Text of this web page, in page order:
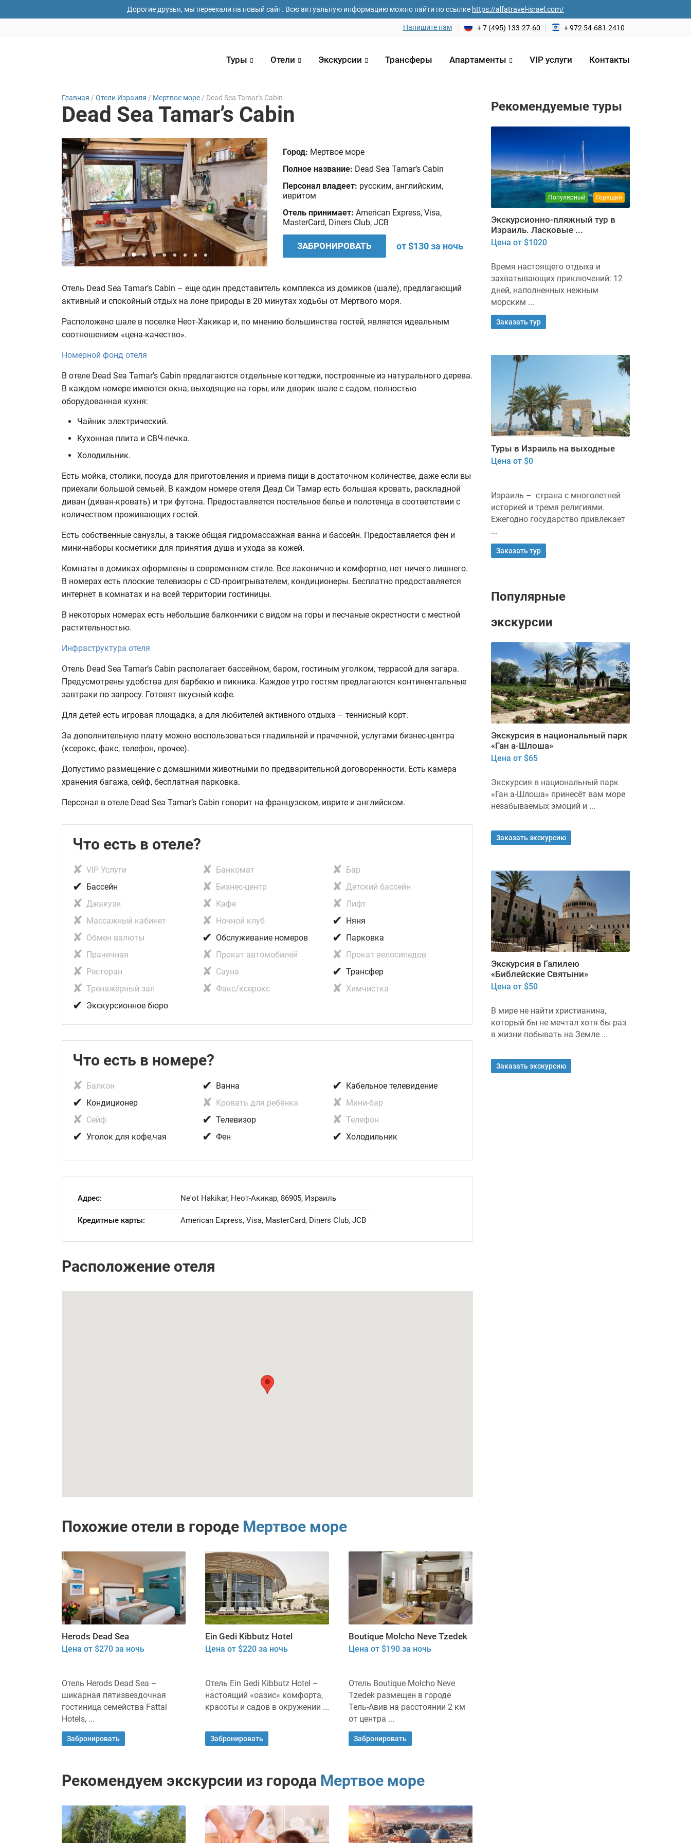
Дорогие друзья, мы переехали на новый сайт. Всю актуальную информацию можно найти по ссылке https://alfatravel-israel.com/
Напишите нам + 7 (495) 133-27-60 + 972 54-681-2410
Туры Отели Экскурсии Трансферы Апартаменты VIP услуги Контакты
Главная / Отели Израиля / Мертвое море / Dead Sea Tamar’s Cabin
Dead Sea Tamar’s Cabin
Город: Мертвое море
Полное название: Dead Sea Tamar’s Cabin
Персонал владеет: русским, английским,
ивритом
Отель принимает: American Express, Visa,
MasterCard, Diners Club, JCB
ЗАБРОНИРОВАТЬ от $130 за ночь
Отель Dead Sea Tamar’s Cabin – еще один представитель комплекса из домиков (шале), предлагающий
активный и спокойный отдых на лоне природы в 20 минутах ходьбы от Мертвого моря.
Расположено шале в поселке Неот-Хакикар и, по мнению большинства гостей, является идеальным
соотношением «цена-качество».
Номерной фонд отеля
В отеле Dead Sea Tamar’s Cabin предлагаются отдельные коттеджи, построенные из натурального дерева.
В каждом номере имеются окна, выходящие на горы, или дворик шале с садом, полностью
оборудованная кухня:
Чайник электрический.
Кухонная плита и СВЧ-печка.
Холодильник.
Есть мойка, столики, посуда для приготовления и приема пищи в достаточном количестве, даже если вы
приехали большой семьей. В каждом номере отеля Деад Си Тамар есть большая кровать, раскладной
диван (диван-кровать) и три футона. Предоставляется постельное белье и полотенца в соответствии с
количеством проживающих гостей.
Есть собственные санузлы, а также общая гидромассажная ванна и бассейн. Предоставляется фен и
мини-наборы косметики для принятия душа и ухода за кожей.
Комнаты в домиках оформлены в современном стиле. Все лаконично и комфортно, нет ничего лишнего.
В номерах есть плоские телевизоры с CD-проигрывателем, кондиционеры. Бесплатно предоставляется
интернет в комнатах и на всей территории гостиницы.
В некоторых номерах есть небольшие балкончики с видом на горы и песчаные окрестности с местной
растительностью.
Инфраструктура отеля
Отель Dead Sea Tamar’s Cabin располагает бассейном, баром, гостиным уголком, террасой для загара.
Предусмотрены удобства для барбекю и пикника. Каждое утро гостям предлагаются континентальные
завтраки по запросу. Готовят вкусный кофе.
Для детей есть игровая площадка, а для любителей активного отдыха – теннисный корт.
За дополнительную плату можно воспользоваться гладильней и прачечной, услугами бизнес-центра
(ксерокс, факс, телефон, прочее).
Допустимо размещение с домашними животными по предварительной договоренности. Есть камера
хранения багажа, сейф, бесплатная парковка.
Персонал в отеле Dead Sea Tamar’s Cabin говорит на французском, иврите и английском.
Что есть в отеле?
✘ VIP Услуги ✘ Банкомат ✘ Бар
✔ Бассейн ✘ Бизнес-центр ✘ Детский бассейн
✘ Джакузи ✘ Кафе ✘ Лифт
✘ Массажный кабинет ✘ Ночной клуб ✔ Няня
✘ Обмен валюты ✔ Обслуживание номеров ✔ Парковка
✘ Прачечная ✘ Прокат автомобилей ✘ Прокат велосипедов
✘ Ресторан ✘ Сауна ✔ Трансфер
✘ Тренажёрный зал ✘ Факс/ксерокc ✘ Химчистка
✔ Экскурсионное бюро
Что есть в номере?
✘ Балкон ✔ Ванна ✔ Кабельное телевидение
✔ Кондиционер ✘ Кровать для ребёнка ✘ Мини-бар
✘ Сейф ✔ Телевизор ✘ Телефон
✔ Уголок для кофе,чая ✔ Фен ✔ Холодильник
Адрес: Ne'ot Hakikar, Неот-Акикар, 86905, Израиль
Кредитные карты: American Express, Visa, MasterCard, Diners Club, JCB
Расположение отеля
Похожие отели в городе Мертвое море
Herods Dead Sea
Цена от $270 за ночь
Отель Herods Dead Sea –
шикарная пятизвездочная
гостиница семейства Fattal
Hotels, ...
Забронировать
Ein Gedi Kibbutz Hotel
Цена от $220 за ночь
Отель Ein Gedi Kibbutz Hotel –
настоящий «оазис» комфорта,
красоты и садов в окружении ...
Забронировать
Boutique Molcho Neve Tzedek
Цена от $190 за ночь
Отель Boutique Molcho Neve
Tzedek размещен в городе
Тель-Авив на расстоянии 2 км
от центра ...
Забронировать
Рекомендуем экскурсии из города Мертвое море
Рекомендуемые туры
Популярный Горящий
Экскурсионно-пляжный тур в
Израиль. Ласковые ...
Цена от $1020
Время настоящего отдыха и
захватывающих приключений: 12
дней, наполненных нежным
морским ...
Заказать тур
Туры в Израиль на выходные
Цена от $0
Израиль – страна с многолетней
историей и тремя религиями.
Ежегодно государство привлекает
...
Заказать тур
Популярные
экскурсии
Экскурсия в национальный парк
«Ган а-Шлоша»
Цена от $65
Экскурсия в национальный парк
«Ган а-Шлоша» принесёт вам море
незабываемых эмоций и ...
Заказать экскурсию
Экскурсия в Галилею
«Библейские Святыни»
Цена от $50
В мире не найти христианина,
который бы не мечтал хотя бы раз
в жизни побывать на Земле ...
Заказать экскурсию
Дата заезда Дата отъезда
Количество человек
1
Ваши пожелания